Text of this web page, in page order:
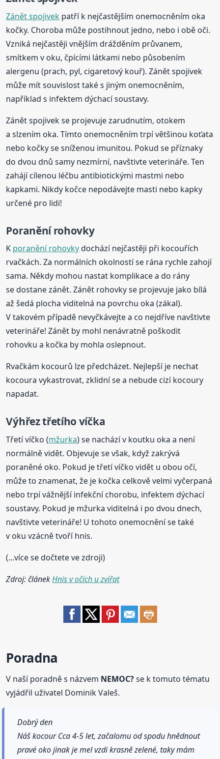
Zánět spojivek patří k nejčastějším onemocněním oka
kočky. Choroba může postihnout jedno, nebo i obě oči.
Vzniká nejčastěji vnějším drážděním průvanem,
smítkem v oku, čpícími látkami nebo působením
alergenu (prach, pyl, cigaretový kouř). Zánět spojivek
může mít souvislost také s jiným onemocněním,
například s infektem dýchací soustavy.
Zánět spojivek se projevuje zarudnutím, otokem
a slzením oka. Tímto onemocněním trpí většinou koťata
nebo kočky se sníženou imunitou. Pokud se příznaky
do dvou dnů samy nezmírní, navštivte veterináře. Ten
zahájí cílenou léčbu antibiotickými mastmi nebo
kapkami. Nikdy kočce nepodávejte masti nebo kapky
určené pro lidi!
Poranění rohovky
K poranění rohovkydochází nejčastěji při kocouřích
rvačkách. Za normálních okolností se rána rychle zahojí
sama. Někdy mohou nastat komplikace a do rány
se dostane zánět. Zánět rohovky se projevuje jako bílá
až šedá plocha viditelná na povrchu oka (zákal).
V takovém případě nevyčkávejte a co nejdříve navštivte
veterináře! Zánět by mohl nenávratně poškodit
rohovku a kočka by mohla oslepnout.
Rvačkám kocourů lze předcházet. Nejlepší je nechat
kocoura vykastrovat, zklidní se a nebude cizí kocoury
napadat.
Výhřez třetího víčka
Třetí víčko (mžurka) se nachází v koutku oka a není
normálně vidět. Objevuje se však, když zakrývá
poraněné oko. Pokud je třetí víčko vidět u obou očí,
může to znamenat, že je kočka celkově velmi vyčerpaná
nebo trpí vážnější infekční chorobu, infektem dýchací
soustavy. Pokud je mžurka viditelná i po dvou dnech,
navštivte veterináře! U tohoto onemocnění se také
v oku vzácně tvoří hnis.
(...více se dočtete ve zdroji)
Zdroj: článekHnis v očích u zvířat
Poradna
V naší poradně s názvem NEMOC?se k tomuto tématu
vyjádřil uživatel Dominik Valeš.
Dobrý den
Náš kocour Cca 4-5 let, začalomu od spodu hnědnout
pravé oko jinak je mel vzdi krasně zelené, taky mám